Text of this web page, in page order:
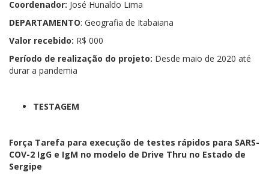
Coordenador: José Hunaldo Lima
DEPARTAMENTO: Geografia de Itabaiana
Valor recebido: R$ 000
Período de realização do projeto: Desde maio de 2020 até
durar a pandemia
TESTAGEM
Força Tarefa para execução de testes rápidos para SARS-
COV-2 IgG e IgM no modelo de Drive Thru no Estado de
Sergipe